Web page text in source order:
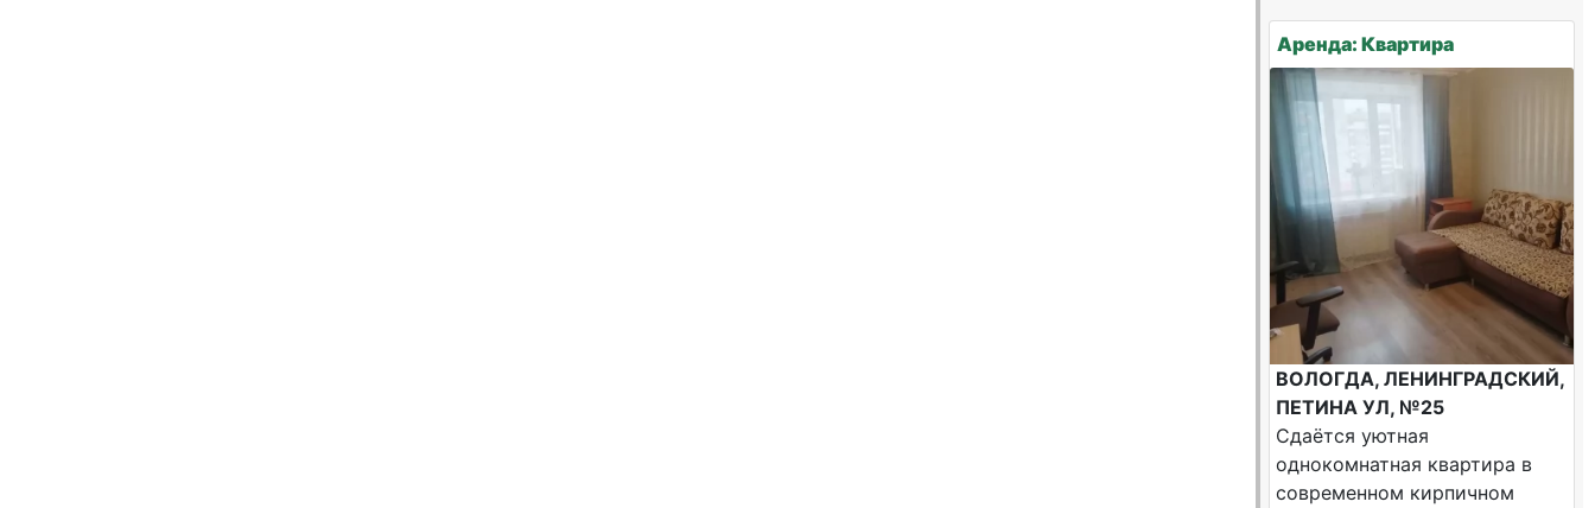
Аренда: Квартира
ВОЛОГДА, ЛЕНИНГРАДСКИЙ,
ПЕТИНА УЛ, №25
Сдаётся уютная
однокомнатная квартира в
современном кирпичном